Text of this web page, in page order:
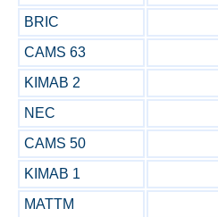
BRIC
CAMS 63
KIMAB 2
NEC
CAMS 50
KIMAB 1
MATTM